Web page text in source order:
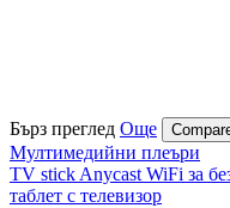
Бърз преглед Още
Мултимедийни плеъри
TV stick Anycast WiFi за
таблет с телевизор